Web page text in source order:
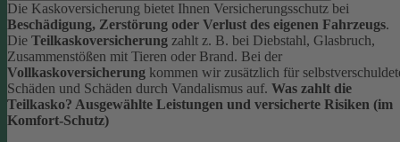
Die Kaskoversicherung bietet Ihnen Versicherungsschutz bei
Beschädigung, Zerstörung oder Verlust des eigenen Fahrzeugs.
Die Teilkaskoversicherung zahlt z. B. bei Diebstahl, Glasbruch,
Zusammenstößen mit Tieren oder Brand. Bei der
Vollkaskoversicherung kommen wir zusätzlich für
Schäden und Schäden durch Vandalismus auf. Was zahlt die
Teilkasko? Ausgewählte Leistungen und versicherte Risiken (im
Komfort-Schutz)